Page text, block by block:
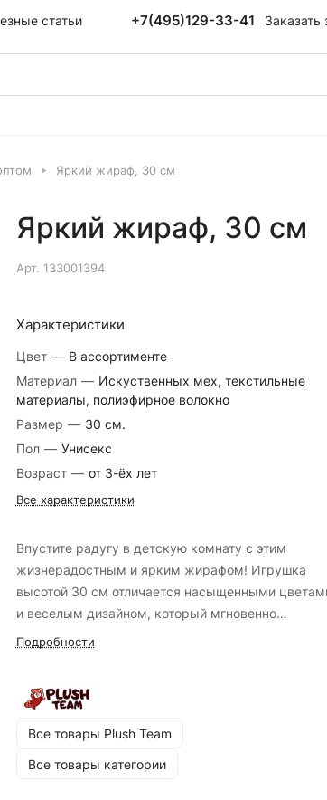
статьи +7(495)129-33-41 Заказать
Яркий жираф, 30 см
Яркий жираф, 30 см
Арт. 133001394
Характеристики
Цвет — В ассортименте
Материал — Искуственных мех, текстильные
материалы, полиэфирное волокно
Размер — 30 см.
Пол — Унисекс
Возраст — от 3-ёх лет
Все характеристики
Впустите радугу в детскую комнату с этим
жизнерадостным и ярким жирафом! Игрушка
высотой 30 см отличается насыщенными
и веселым дизайном, который мгновенно
привлекает внимание малышей и помогает
на ощупь материалов, поэтому с ним так здорово
компактному размеру, жирафика удобно брать с
собой в гости, в садик или в поездки.
Подробности
Все товары Plush Team
Все товары категории